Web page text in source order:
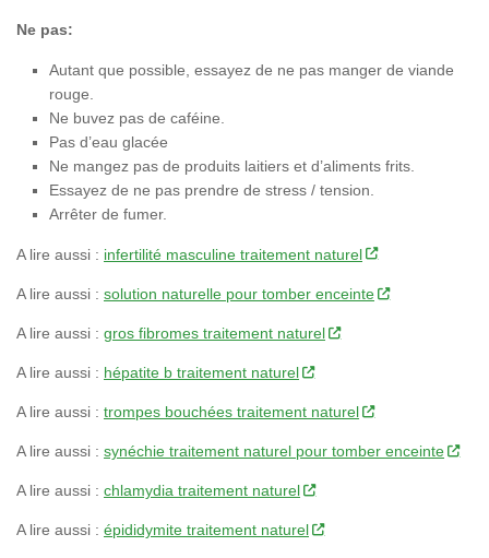
Ne pas:
Autant que possible, essayez de ne pas manger de viande
rouge.
Ne buvez pas de caféine.
Pas d’eau glacée
Ne mangez pas de produits laitiers et d’aliments frits.
Essayez de ne pas prendre de stress / tension.
Arrêter de fumer.
A lire aussi : infertilité masculine traitement naturel
A lire aussi : solution naturelle pour tomber enceinte
A lire aussi : gros fibromes traitement naturel
A lire aussi : hépatite b traitement naturel
A lire aussi : trompes bouchées traitement naturel
A lire aussi : synéchie traitement naturel pour tomber enceinte
A lire aussi : chlamydia traitement naturel
A lire aussi : épididymite traitement naturel